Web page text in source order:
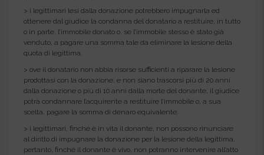
> i legittimari lesi dalla donazione potrebbero impugnarla ed
ottenere dal giudice la condanna del donatario a restituire, in tutto
o in parte, l’immobile donato o, se l’immobile stesso è stato già
venduto, a pagare una somma tale da eliminare la lesione della
quota di legittima.
> ove il donatario non abbia risorse sufficienti a riparare la lesione
prodottasi con la donazione, e non siano trascorsi più di 20 anni
dalla donazione o più di 10 anni dalla morte del donante, il giudice
potrà condannare l’acquirente a restituire l’immobile o, a sua
scelta, pagare la somma di denaro equivalente;
> i legittimari, finché è in vita il donante, non possono rinunciare
al diritto di impugnare la donazione per la lesione della legittima,
pertanto, finché il donante è vivo, non potranno intervenire all’atto